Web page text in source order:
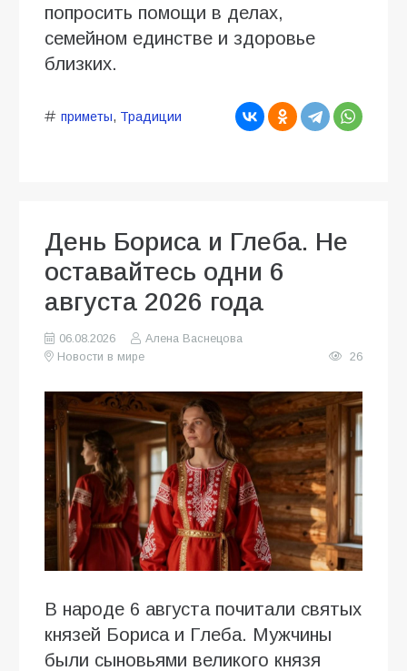
попросить помощи в делах,
семейном единстве и здоровье
близких.
приметы, Традиции
День Бориса и Глеба. Не
оставайтесь одни 6
августа 2026 года
06.08.2026
Алена Васнецова
Новости в мире
26
В народе 6 августа почитали святых
князей Бориса и Глеба. Мужчины
были сыновьями великого князя